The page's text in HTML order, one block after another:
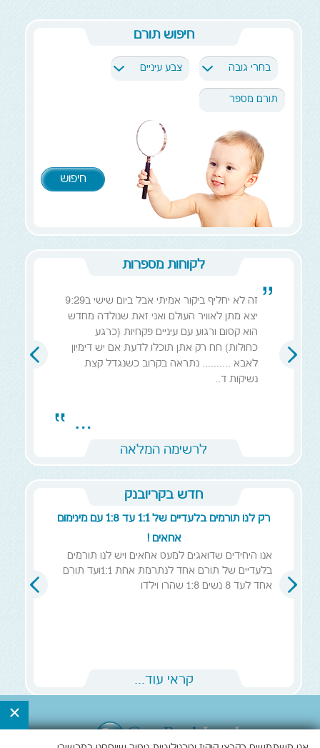
מיד עם הגעת מיכל המנות לארץ, אנו משחררים אותו מהמכס
עם תום התהליך אנו גם דואגים להחזיר את המיכל לבנק הזרע
במידה ואין עיכובים בבדיקות גנטיות ואחרות, התהליך דרכנו לוקח לרוב
כשלושה שבועות מפתיחת תיק ועד הגעת המנות לארץ.
חיפוש תורם
בחרי גובה צבע עיניים
לקוחות מספרות
זה לא יחליף ביקור אמיתי אבל ביום שישי ב9:29
יצא מתן לאוויר העולם ואני זאת שנולדה מחדש
הוא קסום ורגוע עם עיניים פקחיות (כרגע
כחולות) חח רק אתן תוכלו לדעת אם יש דימיון
לאבא .......... נתראה בקרוב כשנגדל קצת
נשיקות ד..
לרשימה המלאה
חדש בקריובנק
רק לנו תורמים בלעדיים של 1:1 עד 1:8 עם מינימום
אחאים !
אנו היחידים שדואגים למעט אחאים ויש לנו תורמים
בלעדיים של תורם אחד לנתרמת אחת 1:1ועד תורם
אחד לעד 8 נשים 1:8 שהרו וילדו
קראי עוד...
×